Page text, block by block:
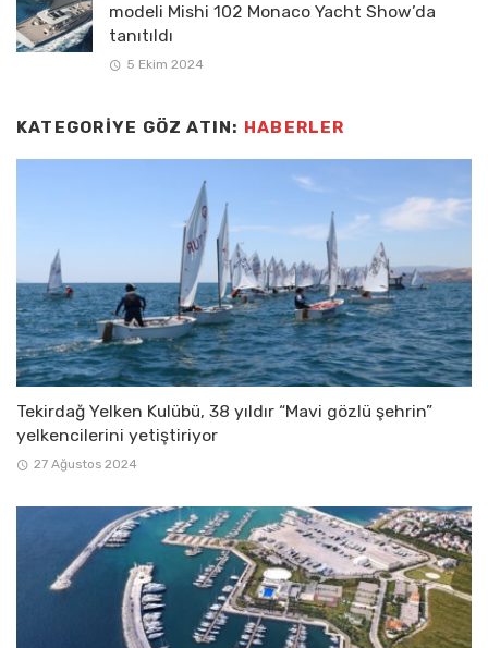
modeli Mishi 102 Monaco Yacht Show’da
tanıtıldı
5 Ekim 2024
KATEGORIYE GÖZ ATIN: HABERLER
Tekirdağ Yelken Kulübü, 38 yıldır “Mavi gözlü şehrin”
yelkencilerini yetiştiriyor
27 Ağustos 2024